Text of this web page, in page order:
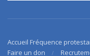
Accueil Fréquence
Faire un don